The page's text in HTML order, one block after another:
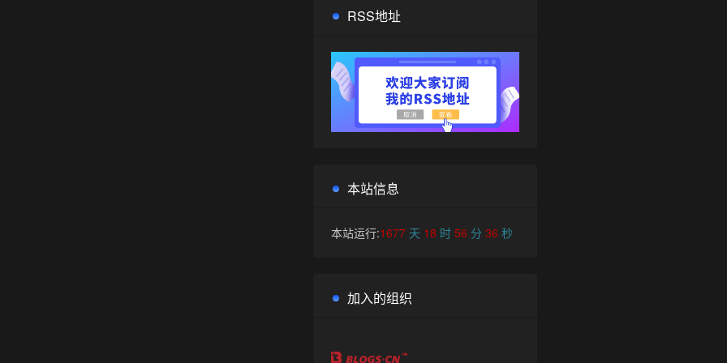
RSS地址
本站信息
本站运行:1677天 18 时 56 分 36 秒
加入的组织